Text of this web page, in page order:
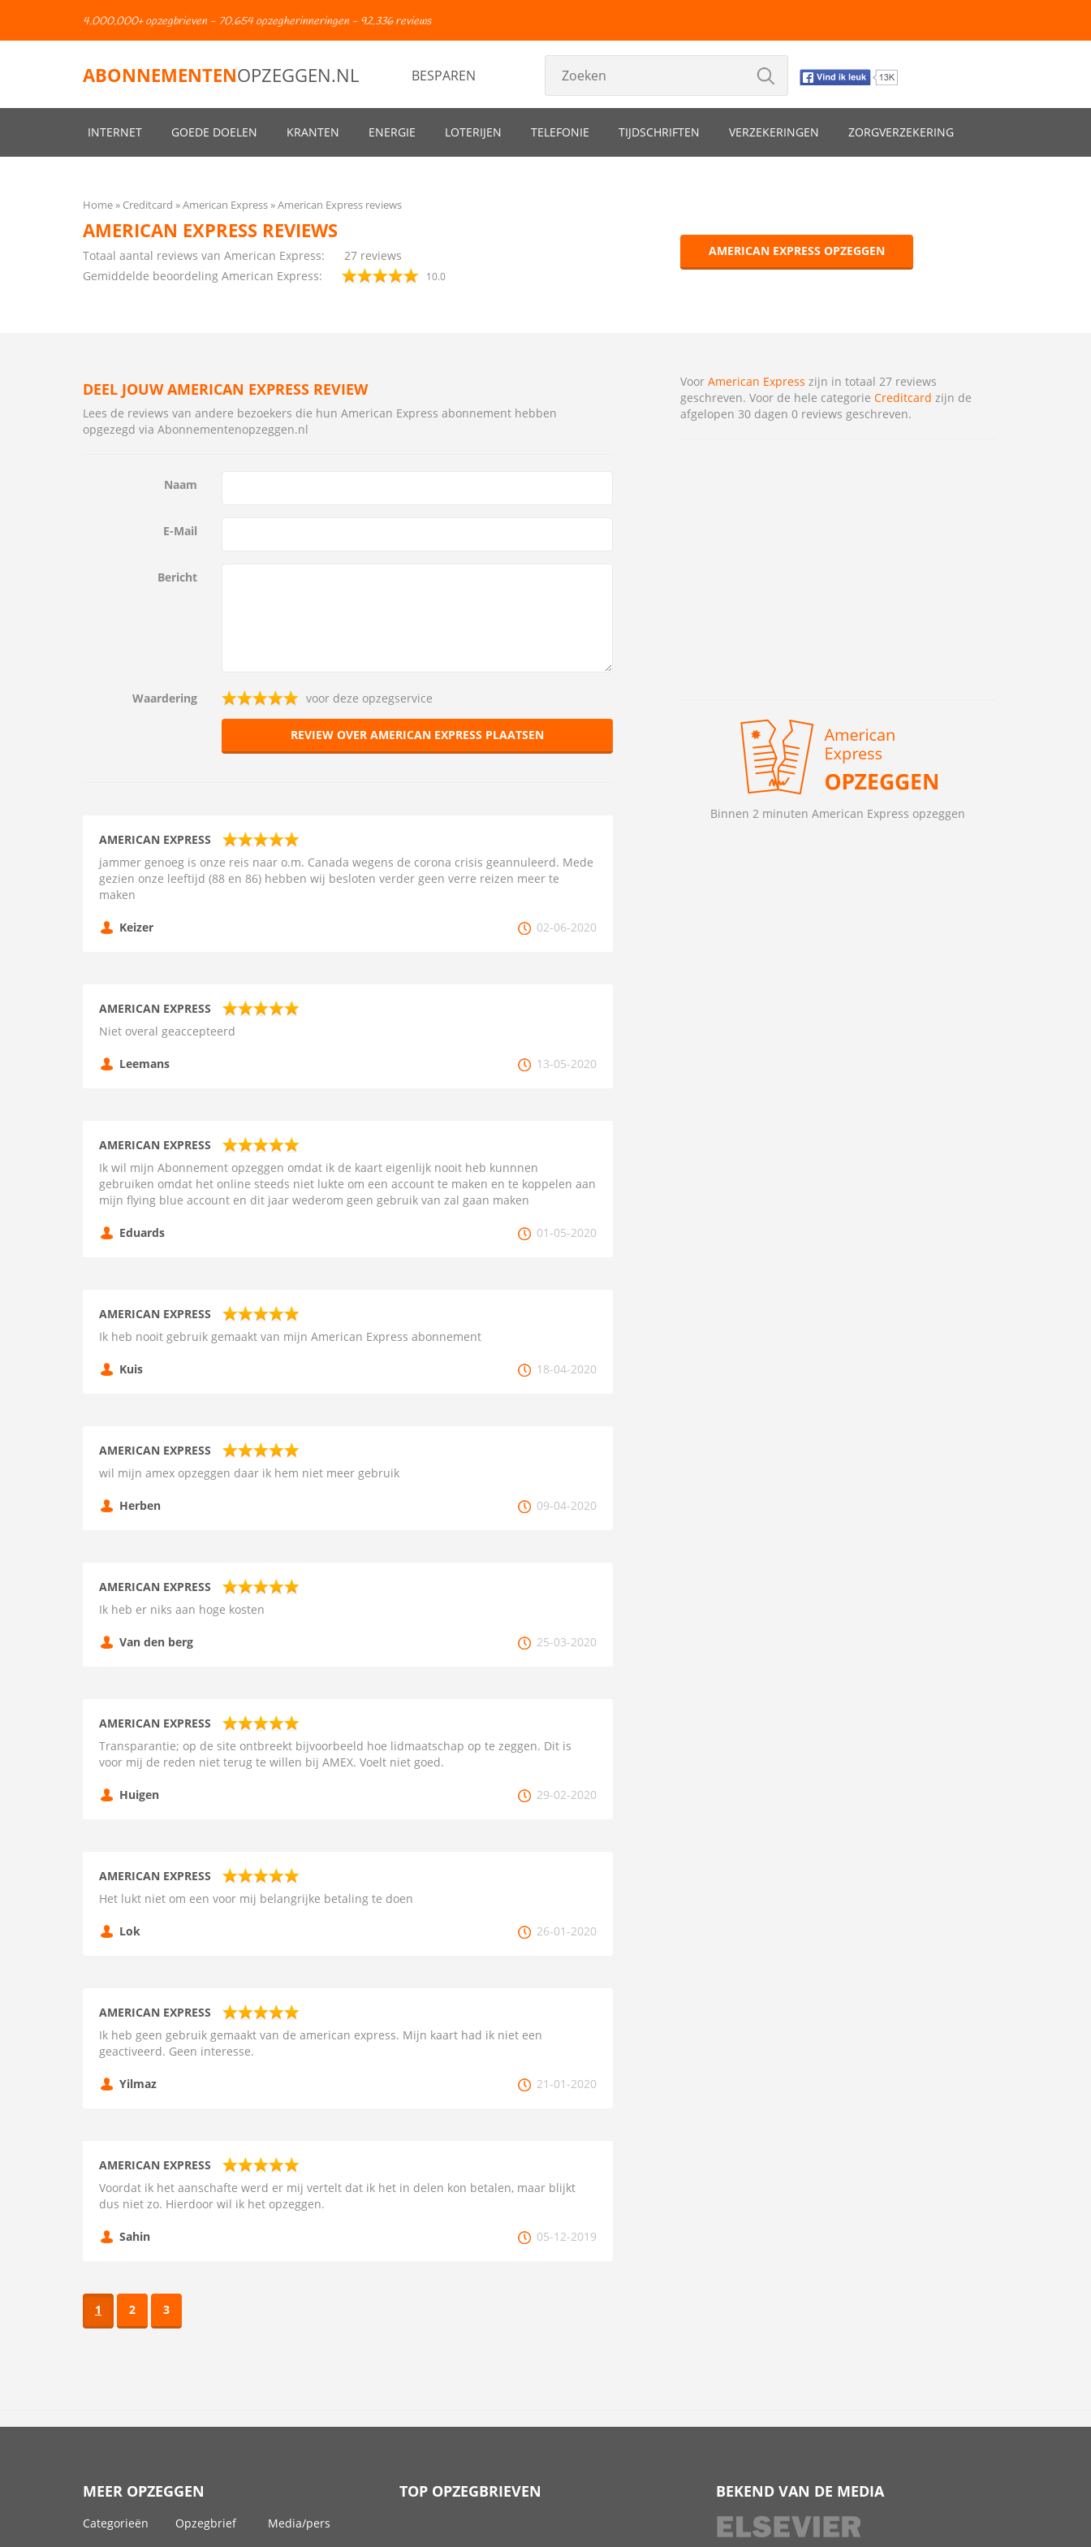
4.000.000+ opzegbrieven - 70.654 opzegherinneringen - 92.336 reviews
ABONNEMENTENOPZEGGEN.NL BESPAREN
INTERNET GOEDE DOELEN KRANTEN ENERGIE LOTERIJEN TELEFONIE TIJDSCHRIFTEN VERZEKERINGEN ZORGVERZEKERING
Home Creditcard American Express American Express reviews
AMERICAN EXPRESS REVIEWS
Totaal aantal reviews van American Express: 27 reviews
Gemiddelde beoordeling American Express:
10.0
AMERICAN EXPRESS OPZEGGEN
DEEL JOUW AMERICAN EXPRESS REVIEW
Lees de reviews van andere bezoekers die hun American Express abonnement hebben
opgezegd via Abonnementenopzeggen.nl
Naam
E-Mail
Bericht
Waardering voor deze opzegservice
REVIEW OVER AMERICAN EXPRESS PLAATSEN
AMERICAN EXPRESS
jammer genoeg is onze reis naar o.m. Canada wegens de corona crisis geannuleerd. Mede
gezien onze leeftijd (88 en 86) hebben wij besloten verder geen verre reizen meer te
maken
Keizer 02-06-2020
AMERICAN EXPRESS
Niet overal geaccepteerd
Leemans 13-05-2020
AMERICAN EXPRESS
Ik wil mijn Abonnement opzeggen omdat ik de kaart eigenlijk nooit heb kunnnen
gebruiken omdat het online steeds niet lukte om een account te maken en te koppelen aan
mijn flying blue account en dit jaar wederom geen gebruik van zal gaan maken
Eduards 01-05-2020
AMERICAN EXPRESS
Ik heb nooit gebruik gemaakt van mijn American Express abonnement
Kuis 18-04-2020
AMERICAN EXPRESS
wil mijn amex opzeggen daar ik hem niet meer gebruik
Herben 09-04-2020
AMERICAN EXPRESS
Ik heb er niks aan hoge kosten
Van den berg 25-03-2020
AMERICAN EXPRESS
Transparantie; op de site ontbreekt bijvoorbeeld hoe lidmaatschap op te zeggen. Dit is
voor mij de reden niet terug te willen bij AMEX. Voelt niet goed.
Huigen 29-02-2020
AMERICAN EXPRESS
Het lukt niet om een voor mij belangrijke betaling te doen
Lok 26-01-2020
AMERICAN EXPRESS
Ik heb geen gebruik gemaakt van de american express. Mijn kaart had ik niet een
geactiveerd. Geen interesse.
Yilmaz 21-01-2020
AMERICAN EXPRESS
Voordat ik het aanschafte werd er mij vertelt dat ik het in delen kon betalen, maar blijkt
dus niet zo. Hierdoor wil ik het opzeggen.
Sahin 05-12-2019
1 2 3
Voor American Express zijn in totaal 27 reviews
geschreven. Voor de hele categorie Creditcard zijn de
afgelopen 30 dagen 0 reviews geschreven.
Binnen 2 minuten American Express opzeggen
MEER OPZEGGEN
Categorieën Opzegbrief Media/pers
TOP OPZEGBRIEVEN BEKEND VAN DE MEDIA